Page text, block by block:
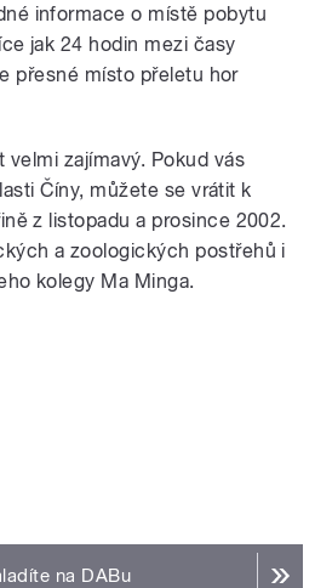
informace o místě pobytu
jak 24 hodin mezi časy
přesné místo přeletu hor
velmi zajímavý. Pokud vás
Číny, můžete se vrátit k
z listopadu a prosince 2002.
a zoologických postřehů i
kolegy Ma Minga.
na DABu